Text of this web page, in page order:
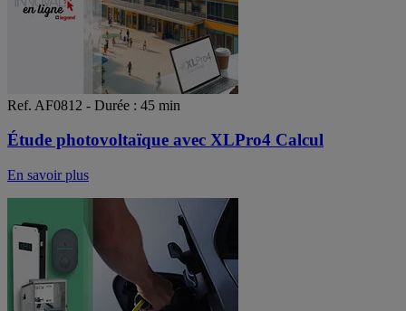
Ref. AF0812 - Durée : 45 min
Étude photovoltaïque avec XLPro4 Calcul
En savoir plus